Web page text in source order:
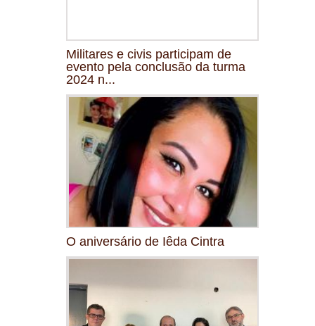
Militares e civis participam de
evento pela conclusão da turma
2024 n...
O aniversário de Iêda Cintra